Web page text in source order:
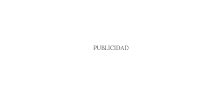
PUBLICIDAD